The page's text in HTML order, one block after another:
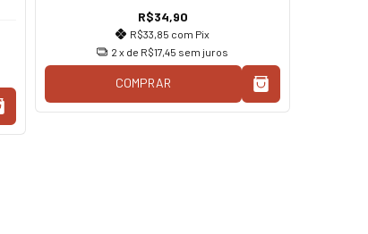
R$34,90
R$33,85 com Pix
2 x de R$17,45 sem juros
COMPRAR